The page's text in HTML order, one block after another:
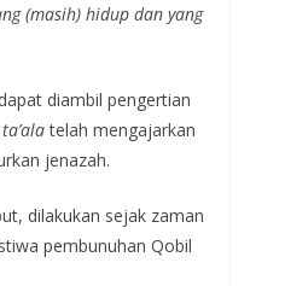
(masih) hidup dan yang
diambil pengertian
telah mengajarkan
jenazah.
dilakukan sejak zaman
pembunuhan Qobil